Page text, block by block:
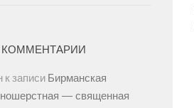
к записи Бирманская
— священная